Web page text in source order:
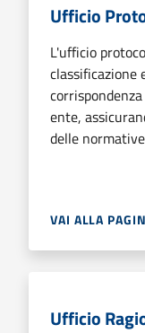
Ufficio
L'ufficio
classificazione
ente,
delle
VAI ALLA
Ufficio